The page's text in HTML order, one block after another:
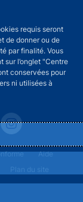
requis seront
de donner ou de
par finalité. Vous
sur l’onglet "Centre
conservées pour
ni utilisées à
Aide
Plan du site